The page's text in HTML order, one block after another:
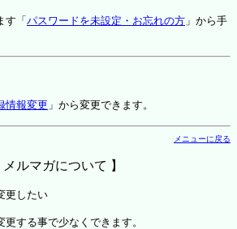
す「 パスワードを未設定・お忘れの方 」から手
情報変更 」から変更できます。
メニューに戻る
メルマガについて 】
更したい
する事で少なくできます。